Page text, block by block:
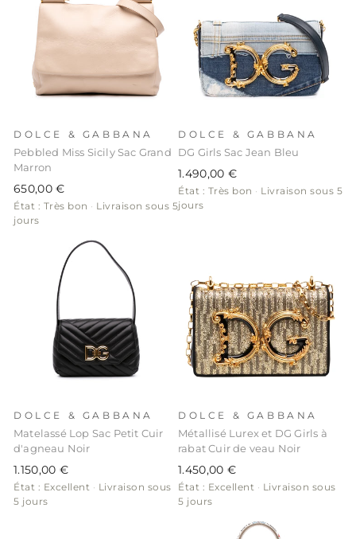
DOLCE & GABBANA
Pebbled Miss Sicily Sac Grand
Marron
650,00 €
État : Très bon · Livraison sous 5
jours
DOLCE & GABBANA
DG Girls Sac Jean Bleu
1.490,00 €
État : Très bon · Livraison sous 5
jours
DOLCE & GABBANA
Matelassé Lop Sac Petit Cuir
d'agneau Noir
1.150,00 €
État : Excellent · Livraison sous
5 jours
DOLCE & GABBANA
Métallisé Lurex et DG Girls à
rabat Cuir de veau Noir
1.450,00 €
État : Excellent · Livraison sous
5 jours